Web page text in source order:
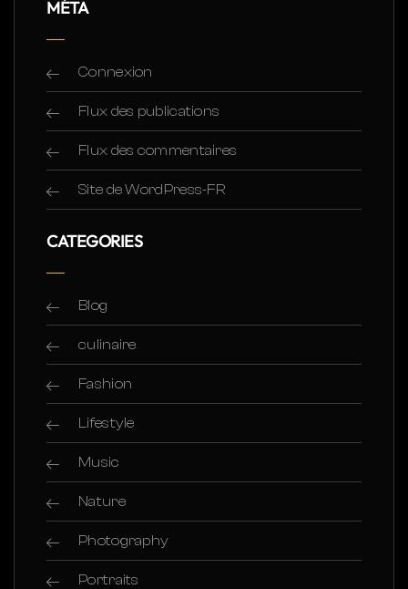
MÉTA
Connexion
Flux des publications
Flux des commentaires
Site de WordPress-FR
CATEGORIES
Blog
culinaire
Fashion
Lifestyle
Music
Nature
Photography
Portraits